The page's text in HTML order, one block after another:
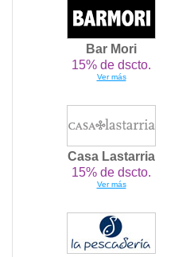
Bar Mori
15% de dscto.
Ver más
Casa Lastarria
15% de dscto.
Ver más